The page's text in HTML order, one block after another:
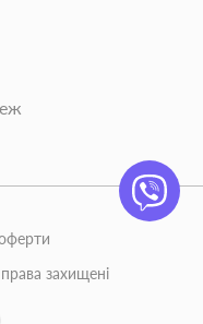
захищені